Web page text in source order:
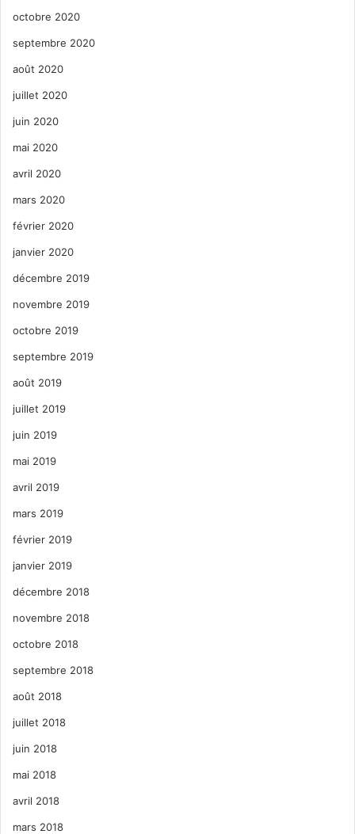
octobre 2020
septembre 2020
août 2020
juillet 2020
juin 2020
mai 2020
avril 2020
mars 2020
février 2020
janvier 2020
décembre 2019
novembre 2019
octobre 2019
septembre 2019
août 2019
juillet 2019
juin 2019
mai 2019
avril 2019
mars 2019
février 2019
janvier 2019
décembre 2018
novembre 2018
octobre 2018
septembre 2018
août 2018
juillet 2018
juin 2018
mai 2018
avril 2018
mars 2018